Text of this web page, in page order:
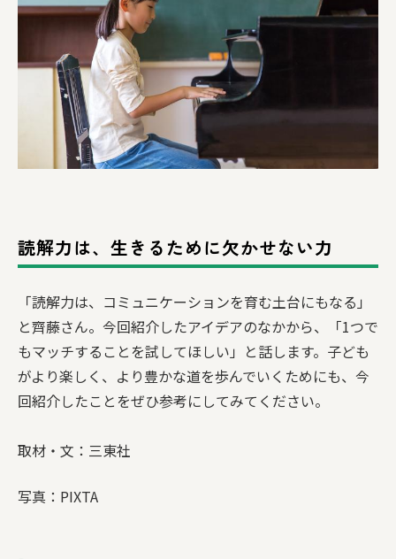
読解力は、生きるために欠かせない力
「読解力は、コミュニケーションを育む土台にもなる」
と齊藤さん。今回紹介したアイデアのなかから、「1つで
もマッチすることを試してほしい」と話します。子ども
がより楽しく、より豊かな道を歩んでいくためにも、今
回紹介したことをぜひ参考にしてみてください。
取材・文：三東社
写真：PIXTA